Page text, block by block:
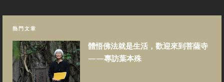
熱門文章
體悟佛法就是生活，歡迎來到菩薩寺
——專訪葉本殊